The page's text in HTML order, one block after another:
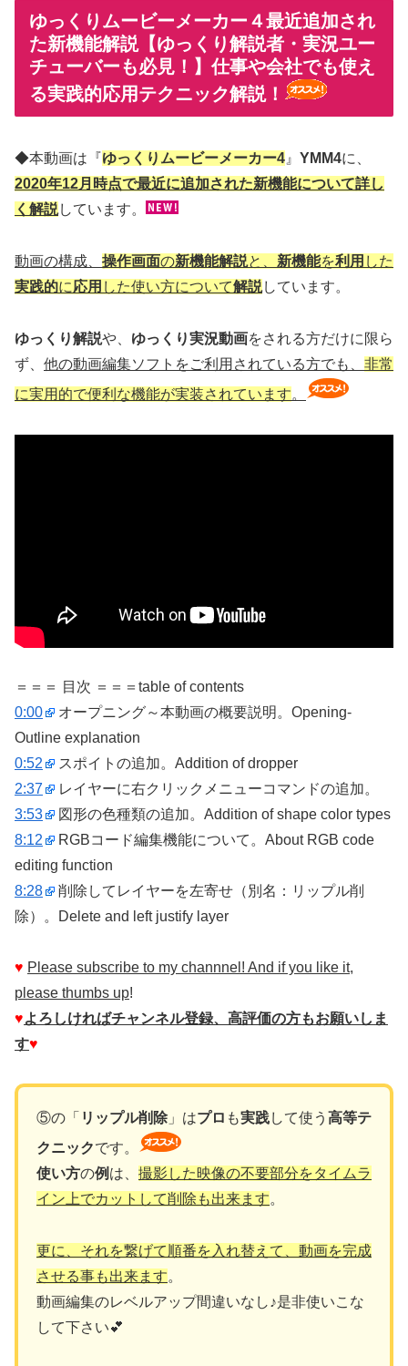
ゆっくりムービーメーカー４最近追加され
た新機能解説【ゆっくり解説者・実況ユー
チューバーも必見！】仕事や会社でも使え
る実践的応用テクニック解説！
◆本動画は『ゆっくりムービーメーカー4 』 YMM4に、
2020年12月時点で最近に追加された新機能について詳し
く解説しています。
動画の構成、 操作画面の新機能解説と、 新機能を利用 した
実践的に応用 した使い方について解説しています。
ゆっくり解説や、 ゆっくり実況動画をされる方だけに限ら
ず、 他の動画編集ソフトをご利用されている方でも、 非常
に実用的で便利な機能が実装されています。
＝＝＝ 目次 ＝＝＝table of contents
0:00
オープニング～本動画の概要説明。Opening-
Outline explanation
0:52
スポイトの追加。Addition of dropper
2:37
レイヤーに右クリックメニューコマンドの追加。
3:53
図形の色種類の追加。Addition of shape color types
8:12
RGBコード編集機能について。About RGB code
editing function
8:28
削除してレイヤーを左寄せ（別名：リップル削
除）。Delete and left justify layer
♥ Please subscribe to my channnel! And if you like it,
please thumbs up!
♥よろしければチャンネル登録、高評価の方もお願いしま
す♥
⑤の「 リップル削除」はプロ も実践して使う 高等テ
クニックです。
使い方の例 は、 撮影した映像の不要部分をタイムラ
イン上でカットして削除も出来ます。
更に、それを繋げて順番を入れ替えて、動画を完成
させる事も出来ます。
動画編集のレベルアップ間違いなし♪是非使いこな
して下さい💕